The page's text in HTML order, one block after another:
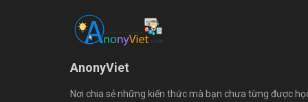
AnonyViet
Nơi chia sẻ những kiến thức mà bạn chưa từng được